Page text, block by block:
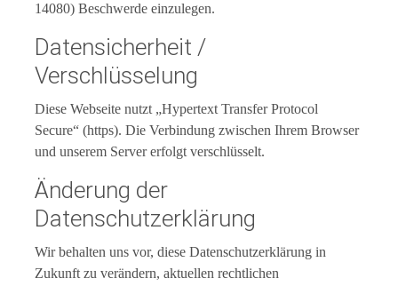
14080) Beschwerde einzulegen.
Datensicherheit /
Verschlüsselung
Diese Webseite nutzt „Hypertext Transfer Protocol
Secure“ (https). Die Verbindung zwischen Ihrem Browser
und unserem Server erfolgt verschlüsselt.
Änderung der
Datenschutzerklärung
Wir behalten uns vor, diese Datenschutzerklärung in
Zukunft zu verändern, aktuellen rechtlichen